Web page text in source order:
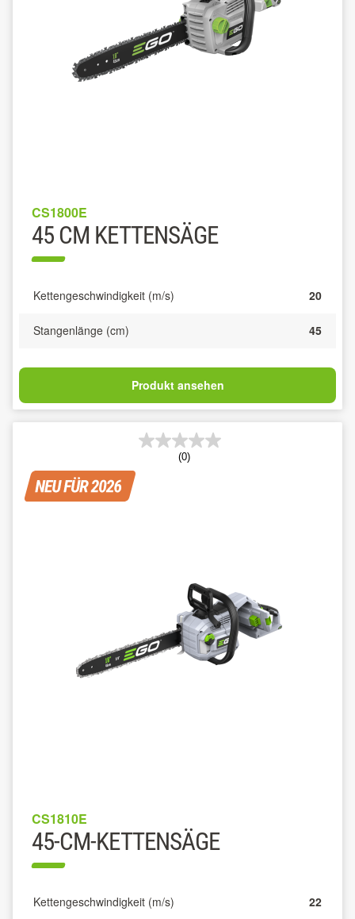
CS1800E
45 CM KETTENSÄGE
Kettengeschwindigkeit (m/s) 20
Stangenlänge (cm) 45
Produkt ansehen
(0)
CS1810E
45-CM-KETTENSÄGE
Kettengeschwindigkeit (m/s) 22